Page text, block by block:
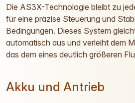
Die AS3X-Technologie bleibt zu
für eine präzise Steuerung und
Bedingungen. Dieses System
automatisch aus und verleiht dem
das dem eines deutlich größeren
Akku und Antrieb